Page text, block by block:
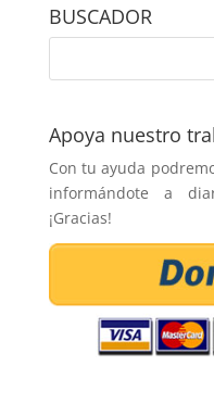
BUSCADOR
Apoya nuestro
Con tu ayuda
informándote a
¡Gracias!